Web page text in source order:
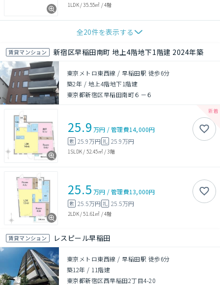
1LDK/35.55㎡ /4階
全20件を表示する
賃貸マンション 新宿区早稲田南町 地上4階地下1階建 2024年築
東京メトロ東西線 / 早稲田駅 徒歩6分
築2年 / 地上4階地下1階建
東京都新宿区早稲田南町６－６
25.9 万円 /管理費14,000円
敷 25.9万円 礼 25.9万円
1SLDK / 52.45㎡/3階
25.5 万円 /管理費13,000円
敷 25.5万円 礼 25.5万円
2LDK/51.61㎡ /4階
賃貸マンション レスピール早稲田
東京メトロ東西線 / 早稲田駅 徒歩6分
築12年 / 11階建
東京都新宿区西早稲田2丁目4-20